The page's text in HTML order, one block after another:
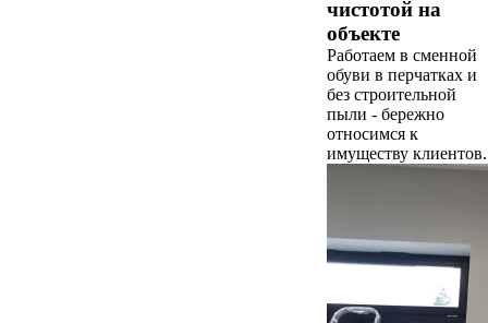
чистотой на
объекте
Работаем в сменной
обуви в перчатках и
без строительной
пыли - бережно
относимся к
имуществу клиентов.